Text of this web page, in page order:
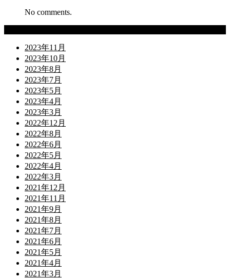
No comments.
2023年11月
2023年10月
2023年8月
2023年7月
2023年5月
2023年4月
2023年3月
2022年12月
2022年8月
2022年6月
2022年5月
2022年4月
2022年3月
2021年12月
2021年11月
2021年9月
2021年8月
2021年7月
2021年6月
2021年5月
2021年4月
2021年3月